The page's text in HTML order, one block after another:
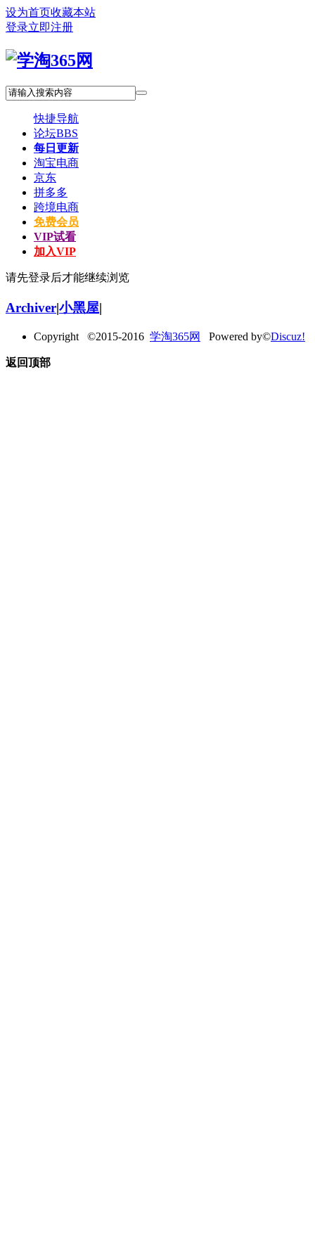
设为首页收藏本站
登录立即注册
快捷导航
论坛BBS
每日更新
淘宝电商
京东
拼多多
跨境电商
免费会员
VIP试看
加入VIP
请先登录后才能继续浏览
Archiver|小黑屋|
Copyright ©2015-2016 学淘365网 Powered by©Discuz!
返回顶部